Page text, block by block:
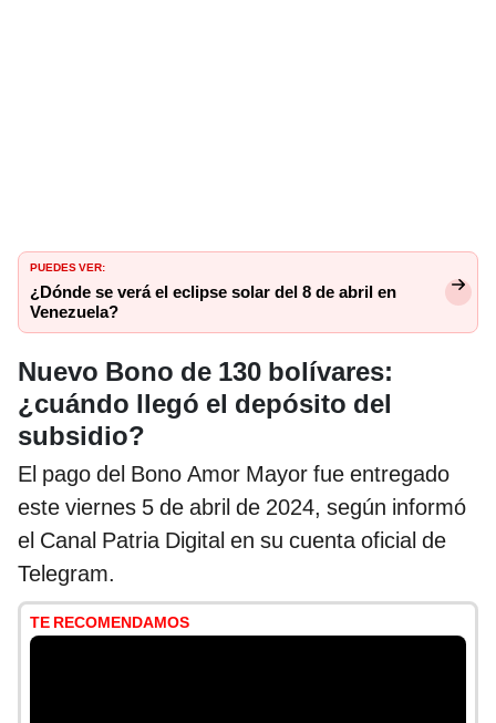
PUEDES VER:
¿Dónde se verá el eclipse solar del 8 de abril en
Venezuela?
Nuevo Bono de 130 bolívares:
¿cuándo llegó el depósito del
subsidio?
El pago del Bono Amor Mayor fue entregado
este viernes 5 de abril de 2024, según informó
el Canal Patria Digital en su cuenta oficial de
Telegram.
TE RECOMENDAMOS